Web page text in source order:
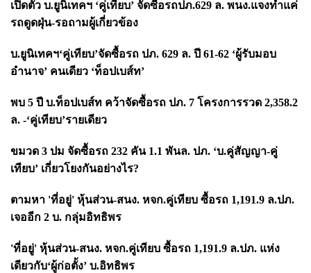
เปิดตัว บ.ยูนิเทคฯ ‘คู่เทียบ’ จัดซื้อรถปภ.629 ล. พนง.แจงทำแค่
รถดูดฝุ่น-รอถามผู้เกี่ยวข้อง
บ.ยูนิเทคฯ‘คู่เทียบ’จัดซื้อรถ ปภ. 629 ล. ปี 61-62 ‘ผู้รับมอบ
อำนาจ’ คนเดียว ‘ท็อปเบส์ท’
พบ 5 ปี บ.ท็อปเบส์ท คว้าจัดซื้อรถ ปภ. 7 โครงการรวด 2,358.2
ล. -‘คู่เทียบ’รายเดียว
ขมวด 3 ปม จัดซื้อรถ 232 คัน 1.1 พันล. ปภ. ‘บ.คู่สัญญา-คู่
เทียบ’ เกี่ยวโยงกันอย่างไร?
ตามหา 'ที่อยู่' หุ้นส่วน-สนง. หจก.คู่เทียบ ซื้อรถ 1,191.9 ล.ปภ.
เจออีก 2 บ. กลุ่มอิทธิพร
'ที่อยู่' หุ้นส่วน-สนง. หจก.คู่เทียบ ซื้อรถ 1,191.9 ล.ปภ. แห่ง
เดียวกับ‘ผู้ก่อตั้ง’ บ.อิทธิพร